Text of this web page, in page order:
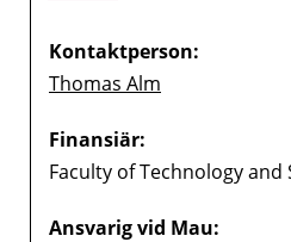
Kontaktperson:
Thomas Alm
Finansiär:
Faculty of Technology and
Ansvarig vid Mau: